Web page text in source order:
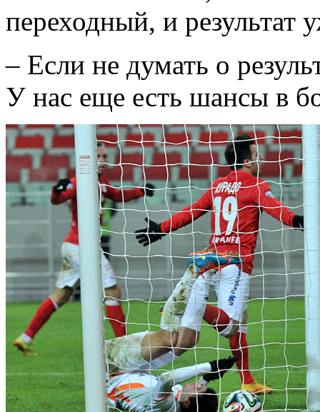
переходный, и результат
– Если не думать о
У нас еще есть шансы в